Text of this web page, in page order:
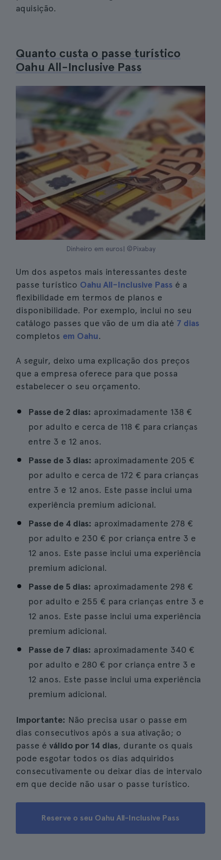
aquisição.
Quanto custa o passe turístico
Oahu All-Inclusive Pass
Dinheiro em euros| ©Pixabay
Um dos aspetos mais interessantes deste
passe turístico Oahu All-Inclusive Pass é a
flexibilidade em termos de planos e
disponibilidade. Por exemplo, inclui no seu
catálogo passes que vão de um dia até 7 dias
completos em Oahu.
A seguir, deixo uma explicação dos preços
que a empresa oferece para que possa
estabelecer o seu orçamento.
Passe de 2 dias: aproximadamente 138 €
por adulto e cerca de 118 € para crianças
entre 3 e 12 anos.
Passe de 3 dias: aproximadamente 205 €
por adulto e cerca de 172 € para crianças
entre 3 e 12 anos. Este passe inclui uma
experiência premium adicional.
Passe de 4 dias: aproximadamente 278 €
por adulto e 230 € por criança entre 3 e
12 anos. Este passe inclui uma experiência
premium adicional.
Passe de 5 dias: aproximadamente 298 €
por adulto e 255 € para crianças entre 3 e
12 anos. Este passe inclui uma experiência
premium adicional.
Passe de 7 dias: aproximadamente 340 €
por adulto e 280 € por criança entre 3 e
12 anos. Este passe inclui uma experiência
premium adicional.
Importante: Não precisa usar o passe em
dias consecutivos após a sua ativação; o
passe é válido por 14 dias, durante os quais
pode esgotar todos os dias adquiridos
consecutivamente ou deixar dias de intervalo
em que decide não usar o passe turístico.
Reserve o seu Oahu All-Inclusive Pass